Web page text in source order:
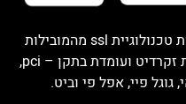
אתרינו מאובטח לרכישה באמצעות טכנולוגיית ssl מהמובילות
בעולם. הסליקה מתבצעת עם חברת זקרדיט ועומדת בתקן – pci,
פיי, אפל פי וביט.